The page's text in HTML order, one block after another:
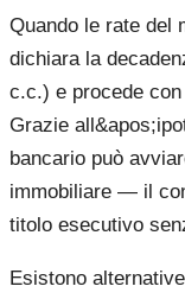
Quando le rate del
dichiara la
c.c.) e procede
Grazie
bancario può
immobiliare — il
titolo esecutivo
Esistono